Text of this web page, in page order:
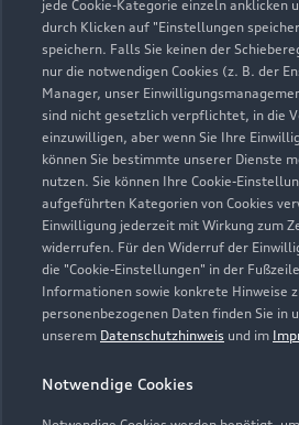
jede Cookie-Kategorie einzeln anklicken
durch Klicken auf "Einstellungen
speichern. Falls Sie keinen der
nur die notwendigen Cookies (z. B. der
Manager, unser
sind nicht gesetzlich verpflichtet, in die
einzuwilligen, aber wenn Sie Ihre
können Sie bestimmte unserer Dienste
nutzen. Sie können Ihre Cookie-
aufgeführten Kategorien von Cookies
Einwilligung jederzeit mit Wirkung zum
widerrufen. Für den Widerruf der
die "Cookie-Einstellungen" in der
Informationen sowie konkrete Hinweise
personenbezogenen Daten finden Sie in
unserem Datenschutzhinweis und im
Notwendige Cookies
Kontaktdaten
Öffnungszeiten
Service
Geöffnet bis18:00
Montag - Freitag 07:00 -